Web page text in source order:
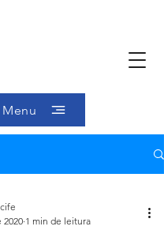
Menu
2020 1 min de leitura